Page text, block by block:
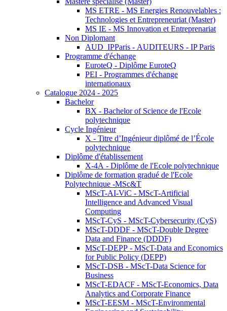
MS ETRE - MS Energies Renouvelables :
Technologies et Entrepreneuriat (Master)
MS IE - MS Innovation et Entreprenariat
Non Diplomant
AUD_IPParis - AUDITEURS - IP Paris
Programme d'échange
EuroteQ - Diplôme EuroteQ
PEI - Programmes d'échange
internationaux
Catalogue 2024 - 2025
Bachelor
BX - Bachelor of Science de l'Ecole
polytechnique
Cycle Ingénieur
X - Titre d’Ingénieur diplômé de l’École
polytechnique
Diplôme d'établissement
X-4A - Diplôme de l'Ecole polytechnique
Diplôme de formation gradué de l'Ecole
Polytechnique -MSc&T
MScT-AI-ViC - MScT-Artificial
Intelligence and Advanced Visual
Computing
MScT-CyS - MScT-Cybersecurity (CyS)
MScT-DDDF - MScT-Double Degree
Data and Finance (DDDF)
MScT-DEPP - MScT-Data and Economics
for Public Policy (DEPP)
MScT-DSB - MScT-Data Science for
Business
MScT-EDACF - MScT-Economics, Data
Analytics and Corporate Finance
MScT-EESM - MScT-Environmental